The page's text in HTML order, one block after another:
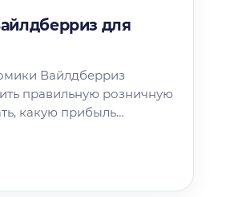
для
Вайлдберриз
правильную розничную
какую прибыль
путь